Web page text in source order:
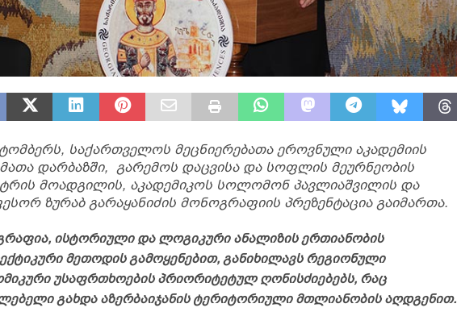
საქართველოს მეცნიერებათა ეროვნული აკადემიის
დარბაზში, გარემოს დაცვისა და სოფლის მეურნეობის
მოადგილის, აკადემიკოს სოლომონ პავლიაშვილის და
ზურაბ გარაყანიძის მონოგრაფიის პრეზენტაცია გაიმართა.
ისტორიული და ლოგიკური ანალიზის ერთიანობის
მეთოდის გამოყენებით, განიხილავს რეგიონული
უსაფრთხოების პრიორიტეტულ ღონისძიებებს, რაც
გახდა აზერბაიჯანის ტერიტორიული მთლიანობის აღდგენით.